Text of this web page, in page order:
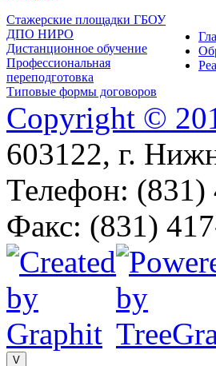
Стажерские площадки ГБОУ
ДПО НИРО
Дистанционное обучение
Профессиональная
переподготовка
Типовые формы договоров
Copyright ©
603122, г.
Телефон: (831)
Факс: (831)
V